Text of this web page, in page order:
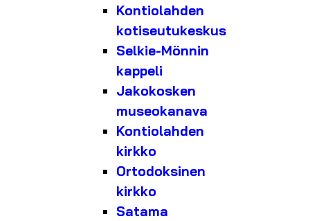
Kontiolahden
kotiseutukeskus
Selkie-Mönnin
kappeli
Jakokosken
museokanava
Kontiolahden
kirkko
Ortodoksinen
kirkko
Satama